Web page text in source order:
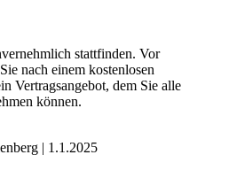
stattfinden. Vor
nach einem kostenlosen
Vertragsangebot, dem Sie alle
können.
| 1.1.2025